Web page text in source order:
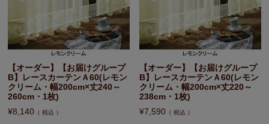
【オーダー】【お届けグループ
B】レースカーテンＡ60(レモン
クリーム・幅200cm×丈240～
260cm・1枚)
¥8,140 税込
【オーダー】【お届けグループ
B】レースカーテンＡ60(レモン
クリーム・幅200cm×丈220～
238cm・1枚)
¥7,590 税込